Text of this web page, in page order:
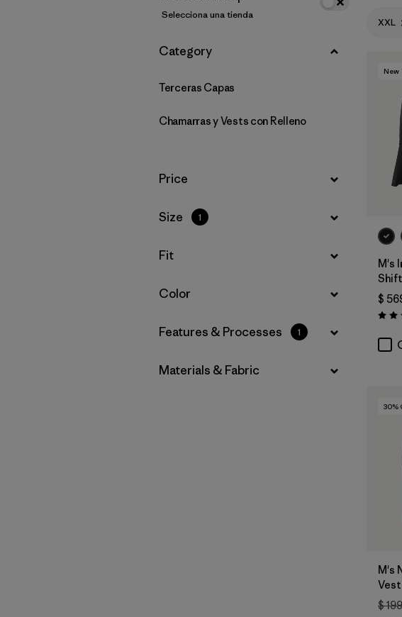
Filtrar por
Materials &
Selecciona una tienda
Filtrar por
Category
Terceras Capas
Chamarras y Vests con Relleno
Filtrar por
Price
Filtrar por
Size 1
Filtrar por
Fit
Filtrar por
Color
Filtrar por
Features & Processes 1
Filtrar por
Materials & Fabric
XXL
New
M's
$
30%
M's
Vest
$ 199